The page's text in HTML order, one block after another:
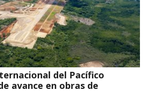
del Pacífico
avance en obras de